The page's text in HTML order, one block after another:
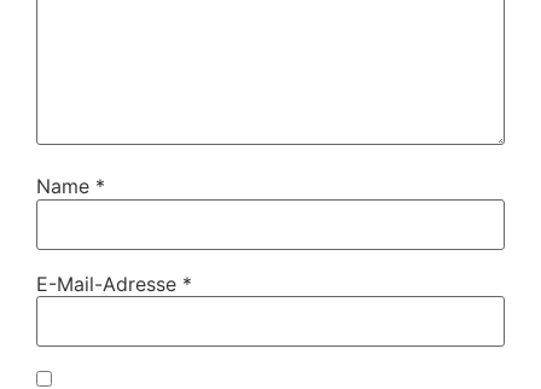
Name *
E-Mail-Adresse *